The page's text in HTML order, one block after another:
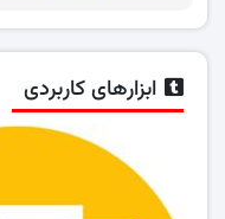
ابزارهای کاربردی